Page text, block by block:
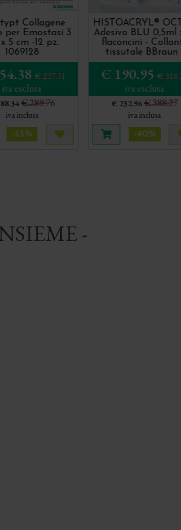
Collagene
per Emostasi 3
5 cm -12 pz.
1069128
€ 237.51
iva esclusa
€ 289.76
iva inclusa
al carrello
-35%
Acquista più tardi
HISTOACRYL®
Adesivo BLU 0,5ml
flaconcini -
tissutale BBraun
1050044
€ 190.95 €
iva esclusa
€ 232.96 € 388.27
iva inclusa
Aggiungi al
-40%
-